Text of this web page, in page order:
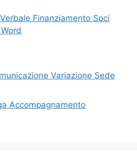
Finanziamento Soci
Variazione Sede
Accompagnamento